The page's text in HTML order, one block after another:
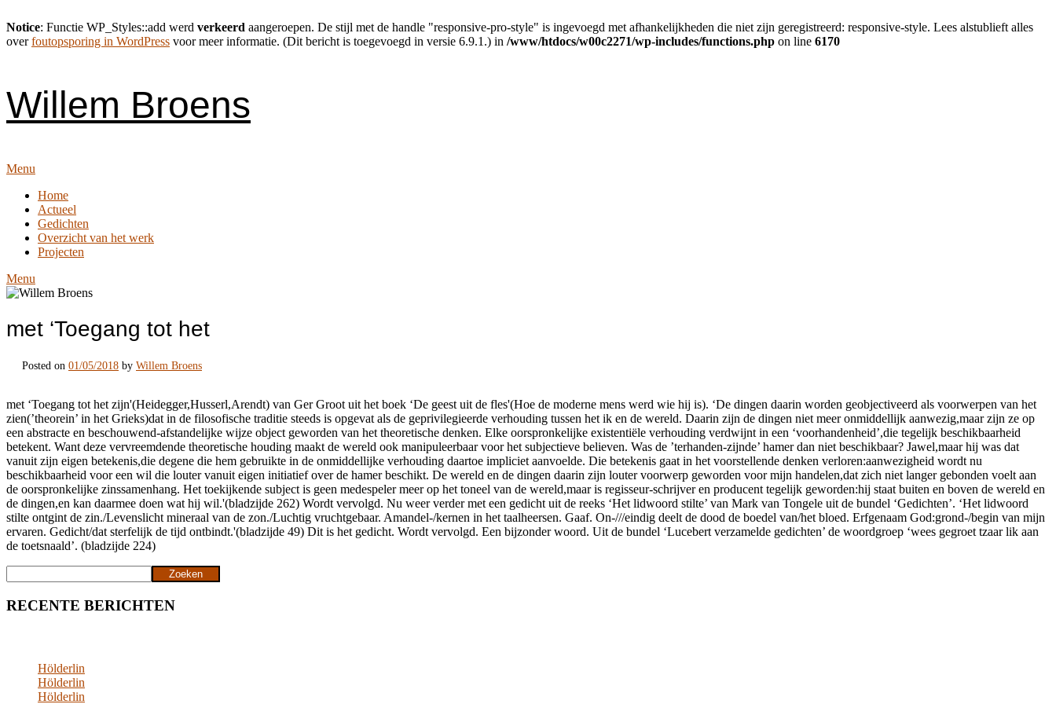
Notice: Functie WP_Styles::add werd verkeerd aangeroepen. De stijl met de handle "responsive-pro-style" is ingevoegd met afhankelijkheden die niet zijn geregistreerd: responsive-style. Lees alstublieft alles
overfoutopsporing in WordPress voor meer informatie. (Dit bericht is toegevoegd in versie 6.9.1.) in /www/htdocs/w00c2271/wp-includes/functions.php on line 6170
Willem Broens
Menu
Home
Actueel
Gedichten
Overzicht van het werk
Projecten
Menu
met ‘Toegang tot het
Posted on 01/05/2018 by Willem Broens
met ‘Toegang tot het zijn'(Heidegger,Husserl,Arendt) van Ger Groot uit het boek ‘De geest uit de fles'(Hoe de moderne mens werd wie hij is). ‘De dingen daarin worden geobjectiveerd als voorwerpen van het
zien(’theorein’ in het Grieks)dat in de filosofische traditie steeds is opgevat als de geprivilegieerde verhouding tussen het ik en de wereld. Daarin zijn de dingen niet meer onmiddellijk aanwezig,maar zijn ze op
een abstracte en beschouwend-afstandelijke wijze object geworden van het theoretische denken. Elke oorspronkelijke existentiële verhouding verdwijnt in een ‘voorhandenheid’,die tegelijk beschikbaarheid
betekent. Want deze vervreemdende theoretische houding maakt de wereld ook manipuleerbaar voor het subjectieve believen. Was de ’terhanden-zijnde’ hamer dan niet beschikbaar? Jawel,maar hij was dat
vanuit zijn eigen betekenis,die degene die hem gebruikte in de onmiddellijke verhouding daartoe impliciet aanvoelde. Die betekenis gaat in het voorstellende denken verloren:aanwezigheid wordt nu
beschikbaarheid voor een wil die louter vanuit eigen initiatief over de hamer beschikt. De wereld en de dingen daarin zijn louter voorwerp geworden voor mijn handelen,dat zich niet langer gebonden voelt aan
de oorspronkelijke zinssamenhang. Het toekijkende subject is geen medespeler meer op het toneel van de wereld,maar is regisseur-schrijver en producent tegelijk geworden:hij staat buiten en boven de wereld en
de dingen,en kan daarmee doen wat hij wil.'(bladzijde 262) Wordt vervolgd. Nu weer verder met een gedicht uit de reeks ‘Het lidwoord stilte’ van Mark van Tongele uit de bundel ‘Gedichten’. ‘Het lidwoord
stilte ontgint de zin./Levenslicht mineraal van de zon./Luchtig vruchtgebaar. Amandel-/kernen in het taalheersen. Gaaf. On-///eindig deelt de dood de boedel van/het bloed. Erfgenaam God:grond-/begin van mijn
ervaren. Gedicht/dat sterfelijk de tijd ontbindt.'(bladzijde 49) Dit is het gedicht. Wordt vervolgd. Een bijzonder woord. Uit de bundel ‘Lucebert verzamelde gedichten’ de woordgroep ‘wees gegroet tzaar lik aan
de toetsnaald’. (bladzijde 224)
Zoeken
RECENTE BERICHTEN
Hölderlin
Hölderlin
Hölderlin